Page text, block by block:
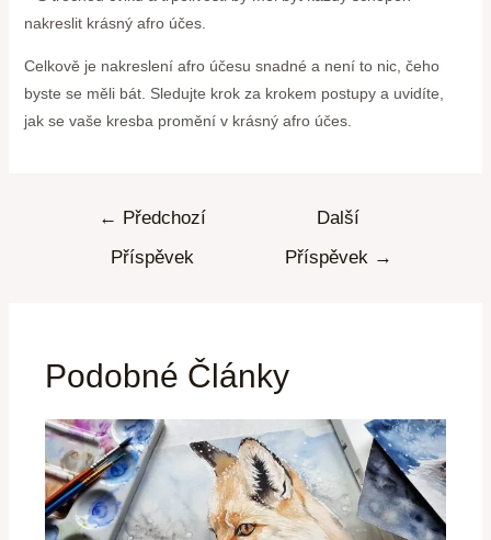
nakreslit krásný afro účes.
Celkově je nakreslení afro účesu snadné a není to nic, čeho
byste se měli bát. Sledujte krok za krokem postupy a uvidíte,
jak se vaše kresba promění v krásný afro účes.
← Předchozí
Příspěvek
Další
Příspěvek →
Podobné Články